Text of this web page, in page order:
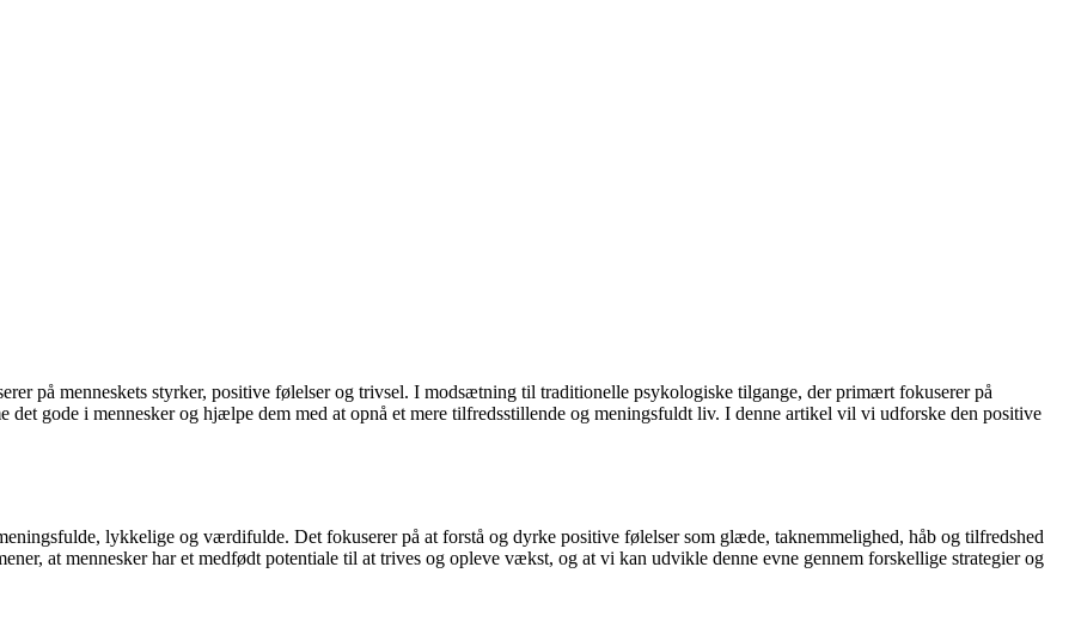
på menneskets styrker, positive følelser og trivsel. I modsætning til traditionelle psykologiske tilgange, der primært fokuserer på
gode i mennesker og hjælpe dem med at opnå et mere tilfredsstillende og meningsfuldt liv. I denne artikel vil vi udforske den positive
lykkelige og værdifulde. Det fokuserer på at forstå og dyrke positive følelser som glæde, taknemmelighed, håb og tilfredshed
at mennesker har et medfødt potentiale til at trives og opleve vækst, og at vi kan udvikle denne evne gennem forskellige strategier og